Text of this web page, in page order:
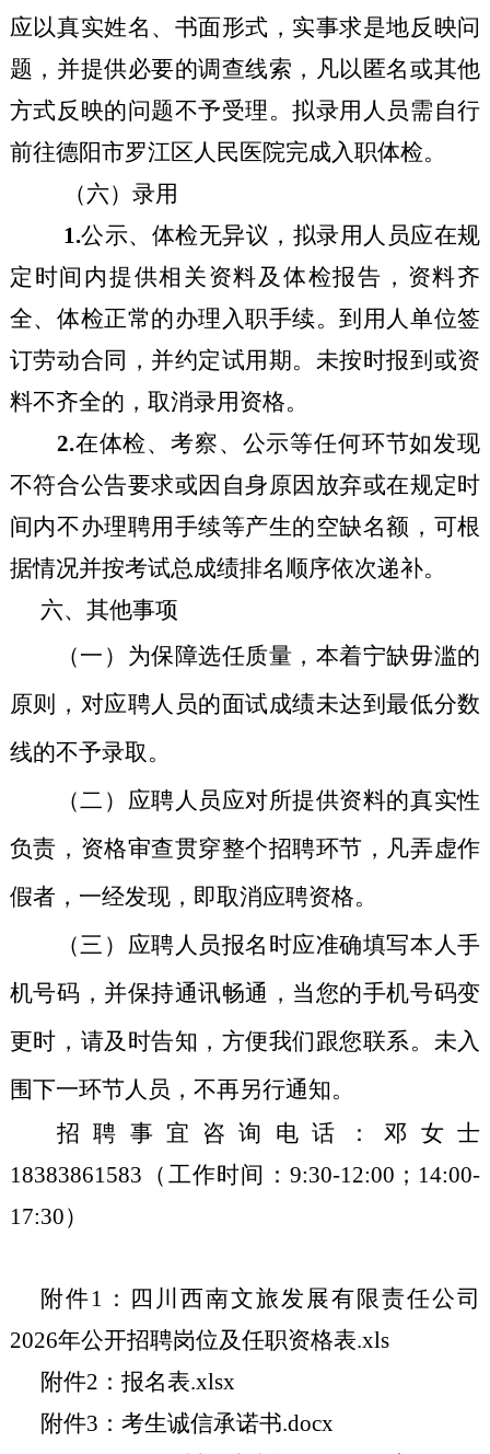
应以真实姓名、书面形式，实事求是地反映问
题，并提供必要的调查线索，凡以匿名或其他
方式反映的问题不予受理。拟录用人员需自行
前往德阳市罗江区人民医院完成入职体检。
（六）录用
1.公示、体检无异议，拟录用人员应在规
定时间内提供相关资料及体检报告，资料齐
全、体检正常的办理入职手续。到用人单位签
订劳动合同，并约定试用期。未按时报到或资
料不齐全的，取消录用资格。
2.在体检、考察、公示等任何环节如发现
不符合公告要求或因自身原因放弃或在规定时
间内不办理聘用手续等产生的空缺名额，可根
据情况并按考试总成绩排名顺序依次递补。
六、其他事项
（一） 为保障选任质量，本着宁缺毋滥的
原则，对应聘人员的面试成绩未达到最低分数
线的不予录取 。
（二） 应聘人员应对所提供资料的真实性
负责，资格审查贯穿整个招聘环节，凡弄虚作
假者，一经发现，即取消应聘资格。
（三） 应聘人员报名时应准确填写本人手
机号码，并保持通讯畅通，当您的手机号码变
更时，请及时告知，方便我们跟您联系。未入
围下一环节人员，不再另行通知。
招聘事宜咨询电话：邓女士
18383861583 （工作时间：9:30-12:00 ； 14:00-
17:30）
附件1： 四川西南文旅发展有限责任公司
2026年公开招聘岗位及任职资格表.xls
附件2：报名表.xlsx
附件3：考生诚信承诺书.docx